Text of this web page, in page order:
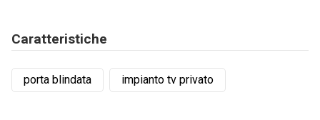
Caratteristiche
porta blindata impianto tv privato